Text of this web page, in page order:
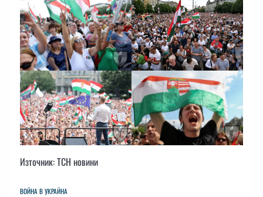
Източник: ТСН новини
ВОЙНА В УКРАЙНА